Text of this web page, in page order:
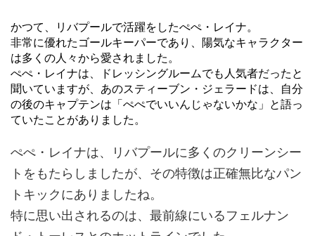
かつて、リバプールで活躍をしたぺぺ・レイナ。
非常に優れたゴールキーパーであり、陽気なキャラクター
は多くの人々から愛されました。
ぺぺ・レイナは、ドレッシングルームでも人気者だったと
聞いていますが、あのスティーブン・ジェラードは、自分
の後のキャプテンは「ぺぺでいいんじゃないかな」と語っ
ていたことがありました。
ぺぺ・レイナは、リバプールに多くのクリーンシー
トをもたらしましたが、その特徴は正確無比なパン
トキックにありましたね。
特に思い出されるのは、最前線にいるフェルナン